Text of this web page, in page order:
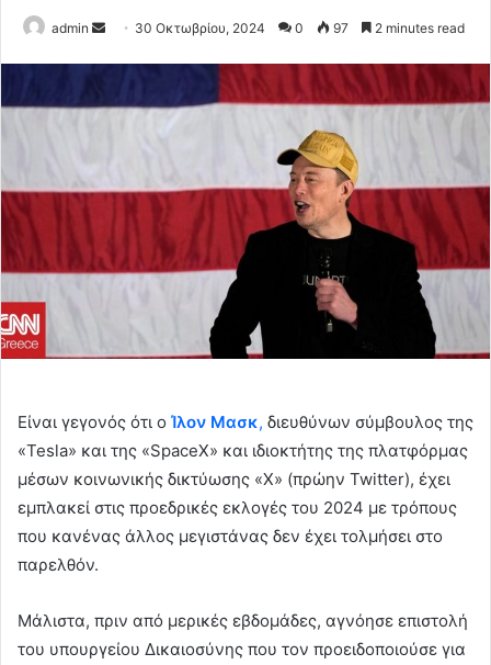
admin
Send 30 Οκτωβρίου, 2024 0 97 2 minutes read
Είναι γεγονός ότι ο Ίλον Μασκ, διευθύνων σύμβουλος της
«Tesla» και της «SpaceX» και ιδιοκτήτης της πλατφόρμας
μέσων κοινωνικής δικτύωσης «X» (πρώην Twitter), έχει
εμπλακεί στις προεδρικές εκλογές του 2024 με τρόπους
που κανένας άλλος μεγιστάνας δεν έχει τολμήσει στο
παρελθόν.
Μάλιστα, πριν από μερικές εβδομάδες, αγνόησε επιστολή
του υπουργείου Δικαιοσύνης που τον προειδοποιούσε για